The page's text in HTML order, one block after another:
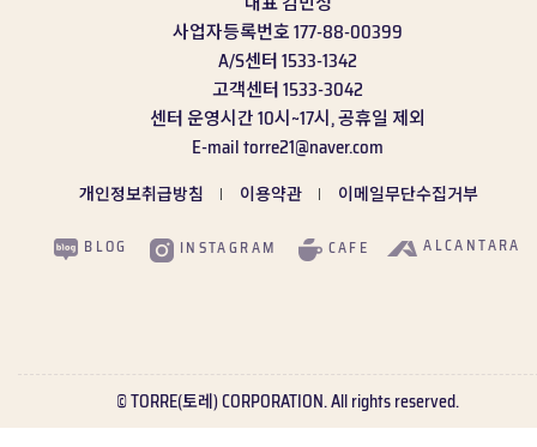
사업자등록번호177-88-00399
A/S센터1533-1342
고객센터1533-3042
센터 운영시간10시~17시, 공휴일 제외
E-mailtorre21@naver.com
개인정보취급방침 이용약관 이메일무단수집거부
BLOG INSTAGRAM CAFE ALCANTARA
© TORRE(토레) CORPORATION. All rights reserved.